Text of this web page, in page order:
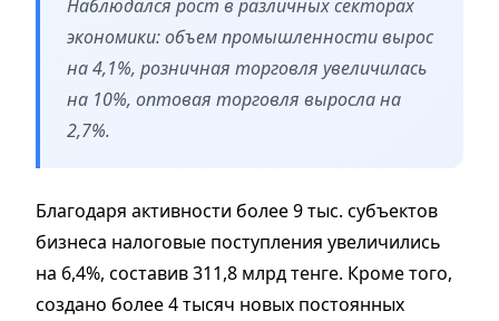
Наблюдался рост в различных секторах
экономики: объем промышленности вырос
на 4,1%, розничная торговля увеличилась
на 10%, оптовая торговля выросла на
2,7%.
Благодаря активности более 9 тыс. субъектов
бизнеса налоговые поступления увеличились
на 6,4%, составив 311,8 млрд тенге. Кроме того,
создано более 4 тысяч новых постоянных